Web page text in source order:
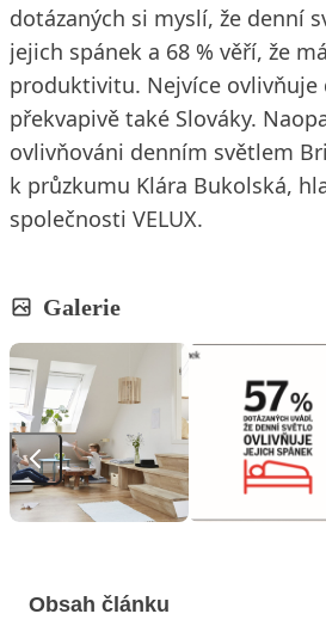
dotázaných si myslí, že denní
jejich spánek a 68 % věří, že
produktivitu. Nejvíce ovlivňuje
překvapivě také Slováky.
ovlivňováni denním světlem
k průzkumu Klára Bukolská,
společnosti VELUX.
Galerie
Obsah článku